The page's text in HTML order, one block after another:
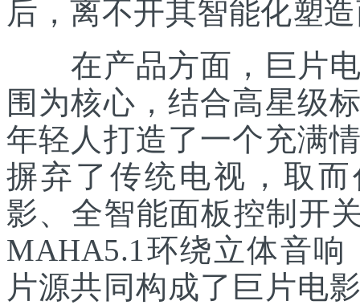
后，离不开其智能化塑
在产品方面，巨片电
围为核心，结合高星级
年轻人打造了一个充满
摒弃了传统电视，取
影、全智能面板控制开
MAHA5.1环绕立体音响
片源共同构成了巨片电